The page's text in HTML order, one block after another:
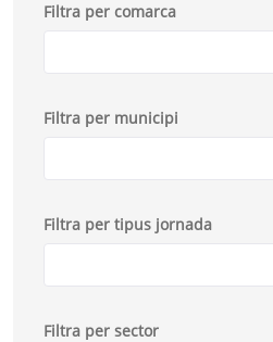
Filtra per comarca
Filtra per municipi
Filtra per tipus jornada
Filtra per sector